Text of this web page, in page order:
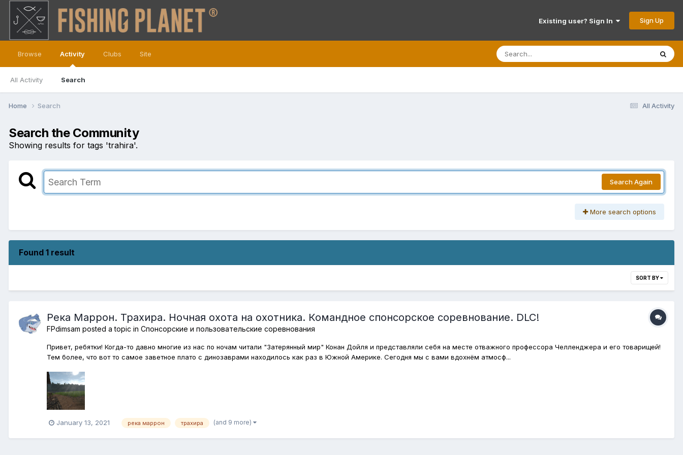
Existing user? Sign In Sign Up
Browse Activity
All Activity Search
Clubs Site
All Activity
Home Search
Search the Community
Showing results for tags 'trahira'.
Search Again
More search options
Found 1 result
SORT BY
Река Маррон. Трахира. Ночная охота на охотника. Командное спонсорское соревнование. DLC!
FPdimsam posted a topic in Спонсорские и пользовательские соревнования
Привет, ребятки! Когда-то давно многие из нас по ночам читали "Затерянный мир" Конан Дойля и представляли себя на месте отважного профессора Челленджера и его товарищей!
Тем более, что вот то самое заветное плато с динозаврами находилось как раз в Южной Америке. Сегодня мы с вами вдохнём атмосф...
January 13, 2021 река маррон трахира (and 9 more)